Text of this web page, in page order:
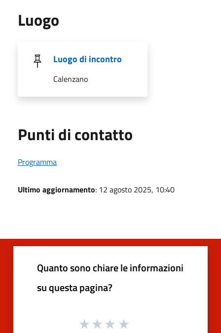
Luogo
Luogo di incontro
Calenzano
Punti di contatto
Programma
Ultimo aggiornamento: 12 agosto 2025, 10:40
Quanto sono chiare le informazioni
su questa pagina?